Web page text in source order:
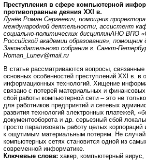
Преступления в сфере компьютерной
противоправные деяния XXI в.
Лунёв Роман Сергеевич, помощник
международной деятельности, ассистент
социально-политических дисциплинАНО ВПО
Российской академии образования»,
Законодательного собрания г. Санкт-
Roman_Lunev@mail.ru
В статье рассматриваются вопросы, связанные
основных особенностей преступлений XXI в. в
информационных технологий. Хищение
связано с потерей материальных и
сбой работы компьютерной сети – это не
для работников предприятий и сетевых
развития технологий электронных платежей,
документооборота и др. серьезный сбой
просто парализовать работу целых корпораций
к ощутимым материальным потерям. Не
компьютерных сетях становится одной из
современной информатике.
Ключевые слова: хакер, компьютерный